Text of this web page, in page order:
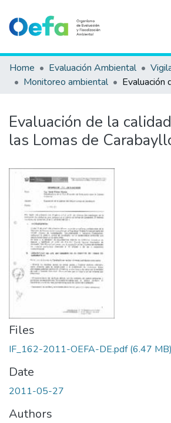
Communities & Collections
All of DSpace
Estad. Externas
Guias ▾
Home Evaluación Ambiental
Monitoreo ambiental
Evaluación de la
las Lomas de
Files
IF_162-2011-OEFA-DE.pdf(6.47 MB)
Date
2011-05-27
Authors